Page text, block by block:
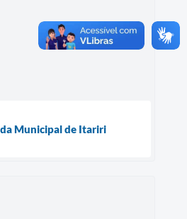
Municipal de Itariri